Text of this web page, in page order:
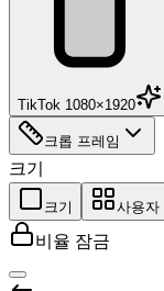
TikTok 1080×1920
크롭 프레임
크기
크기 사용자
비율 잠금